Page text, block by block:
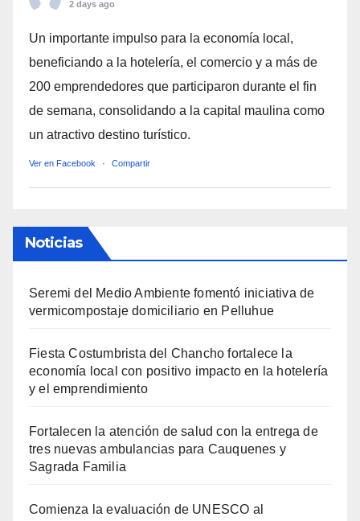
2 days ago
Un importante impulso para la economía local,
beneficiando a la hotelería, el comercio y a más de
200 emprendedores que participaron durante el fin
de semana, consolidando a la capital maulina como
un atractivo destino turístico.
Ver en Facebook · Compartir
Noticias
Seremi del Medio Ambiente fomentó iniciativa de
vermicompostaje domiciliario en Pelluhue
Fiesta Costumbrista del Chancho fortalece la
economía local con positivo impacto en la hotelería
y el emprendimiento
Fortalecen la atención de salud con la entrega de
tres nuevas ambulancias para Cauquenes y
Sagrada Familia
Comienza la evaluación de UNESCO al